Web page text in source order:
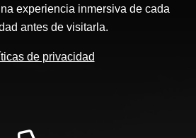
experiencia inmersiva de cada
antes de visitarla.
de privacidad